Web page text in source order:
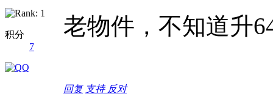
积分
7
老物件，不知道升
回复 支持 反对